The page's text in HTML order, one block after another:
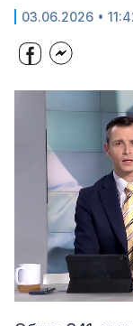
03.06.2026 •
Unmute